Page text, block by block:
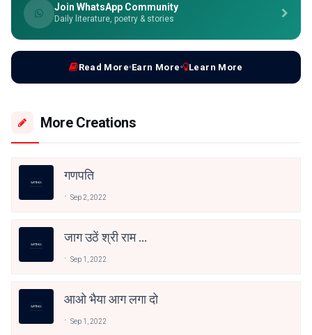
Join WhatsApp Community
Daily literature, poetry & stories
Read More Earn More Learn More
More Creations
गणपति
Sep 2, 2022
जाग उठें श्री राम ...
Sep 1, 2022
आओ भैया आग लगा दो
Sep 1, 2022